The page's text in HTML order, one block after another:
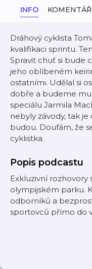
INFO
Dráhový cyklista
kvalifikaci sprintu.
Spravit chuť si bude
jeho oblíbeném
ostatními. Udělal si
dobře a budeme mu
speciálu Jarmila
nebyly závody, tak
budou. Doufám, že
cyklistka.
Popis podcastu
Exkluzivní rozhovory
olympijském parku.
odborníků a
sportovců přímo do